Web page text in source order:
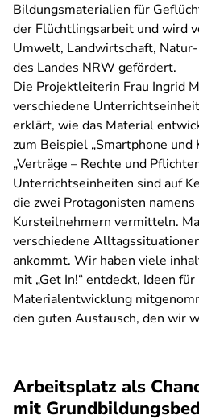
Bildungsmaterialien für
der Flüchtlingsarbeit und wird
Umwelt, Landwirtschaft,
des Landes NRW gefördert.
Die Projektleiterin Frau Ingrid
verschiedene
erklärt, wie das Material
zum Beispiel „Smartphone und
„Verträge – Rechte und
Unterrichtseinheiten sind auf
die zwei Protagonisten namens
Kursteilnehmern vermitteln.
verschiedene
ankommt. Wir haben viele
mit „Get In!“ entdeckt, Ideen
Materialentwicklung
den guten Austausch, den wir
Arbeitsplatz als
mit